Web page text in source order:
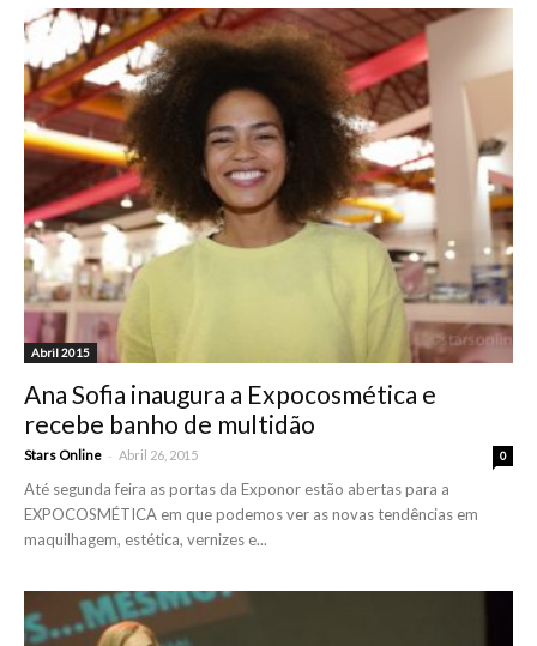
Abril 2015
Ana Sofia inaugura a Expocosmética e
recebe banho de multidão
Stars Online - Abril 26, 2015 0
Até segunda feira as portas da Exponor estão abertas para a
EXPOCOSMÉTICA em que podemos ver as novas tendências em
maquilhagem, estética, vernizes e...